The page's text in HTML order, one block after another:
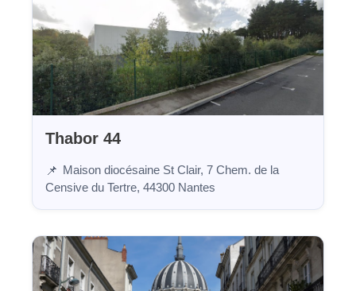
Thabor 44
📌 Maison diocésaine St Clair, 7 Chem. de la
Censive du Tertre, 44300 Nantes